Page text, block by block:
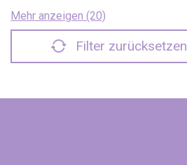
Mehr anzeigen (20)
Filter zurücksetzen